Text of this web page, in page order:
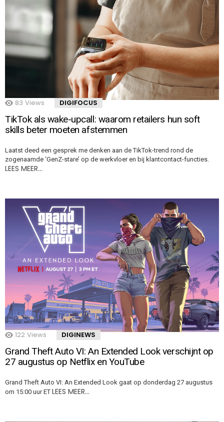
83 Views DIGIFOCUS
TikTok als wake-upcall: waarom retailers hun soft
skills beter moeten afstemmen
Laatst deed een gesprek me denken aan de TikTok-trend rond de
zogenaamde ‘GenZ-stare’ op de werkvloer en bij klantcontact-functies.
LEES MEER…
122 Views DIGINEWS
Grand Theft Auto VI: An Extended Look verschijnt op
27 augustus op Netflix en YouTube
Grand Theft Auto VI: An Extended Look gaat op donderdag 27 augustus
om 15:00 uur ET LEES MEER…